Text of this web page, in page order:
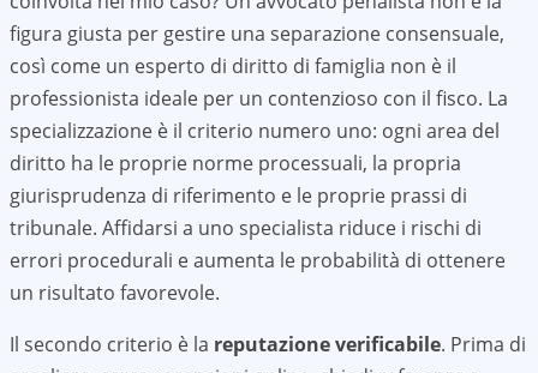
figura giusta per gestire una separazione consensuale,
così come un esperto di diritto di famiglia non è il
professionista ideale per un contenzioso con il fisco. La
specializzazione è il criterio numero uno: ogni area del
diritto ha le proprie norme processuali, la propria
giurisprudenza di riferimento e le proprie prassi di
tribunale. Affidarsi a uno specialista riduce i rischi di
errori procedurali e aumenta le probabilità di ottenere
un risultato favorevole.
Il secondo criterio è la reputazione verificabile. Prima di